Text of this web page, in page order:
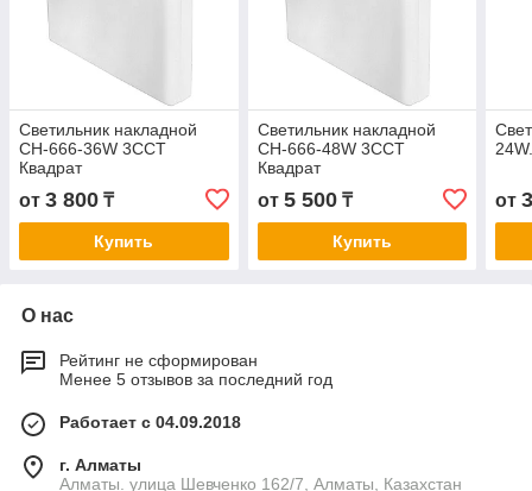
Светильник накладной
СН-666-36W 3CCT
Квадрат
от 3 800 ₸
Купить
Светильник накладной
СН-666-48W 3CCT
Квадрат
от 5 500₸
Купить
от
О нас
Рейтинг не сформирован
Менее 5 отзывов за последний год
Работает с 04.09.2018
г. Алматы
Алматы. улица Шевченко 162/7, Алматы, Казахстан